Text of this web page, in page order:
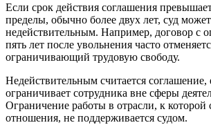
Если срок действия соглашения
пределы, обычно более двух лет, суд
недействительным. Например, договор с
пять лет после увольнения часто
ограничивающий трудовую свободу.
Недействительным считается соглашение,
ограничивает сотрудника вне сферы
Ограничение работы в отрасли, к которой
отношения, не поддерживается судом.